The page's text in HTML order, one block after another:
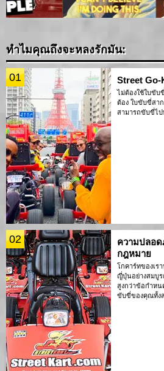
ทำไมคุณถึงจะหลงรักมัน:
01 Street
ไม่ต้องใช้ใบขับ
ต้อง ใบขับขี่สา
สามารถขับขี่ไป
02
ความปลอ
กฎหมาย
โกคาร์ทของเร
ญี่ปุ่นอย่างสมบู
สูงกว่าข้อกำหน
ขับขี่ของคุณทั้ง